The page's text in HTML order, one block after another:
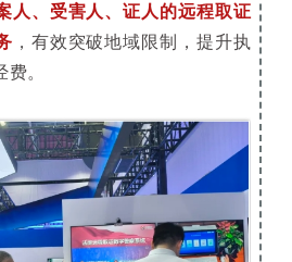
人、受害人、证人的远程取证
，有效突破地域限制，提升执
。